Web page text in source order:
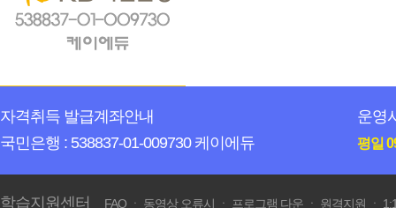
자격취득 발급계좌안내
국민은행 : 538837-01-009730 케이에듀
운영
평일
학습지원센터 FAQ ㆍ 동영상 오류시 ㆍ 프로그램 다운 ㆍ 원격지원 ㆍ